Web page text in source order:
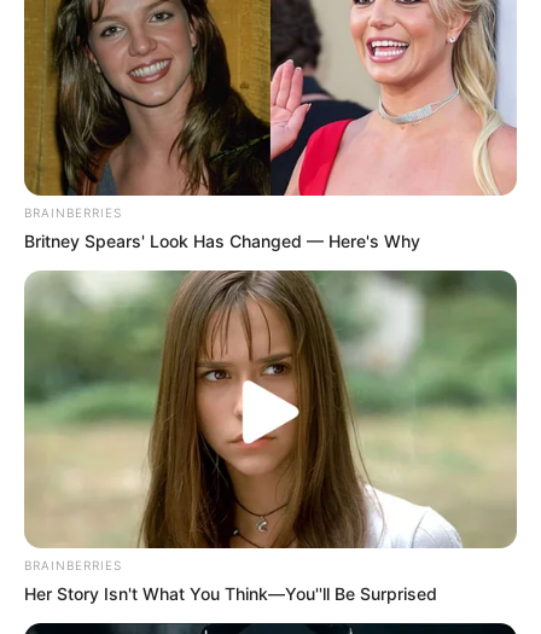
πυροσβεστική τέθηκε σε κατάσταση
ετοιμότητας για την αντιμετώπιση του
συμβάντος και για την περίπτωση ανάφλεξης.
Ευτυχώς από το συμβάν δεν υπήρξε κάποιος
τραυματισμός.
Περισσότερα νέα από την Εύβοια
Πότε θα έρθει το ρεύμα στη Χαλκίδα;
BRAINBERRIES
Britney Spears' Look Has Changed — Here's Why
BRAINBERRIES
Her Story Isn't What You Think—You''ll Be Surprised